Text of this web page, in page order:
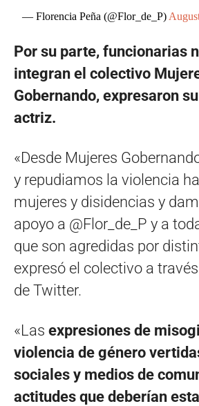
— Florencia Peña (@Flor_de_P)
Por su parte, funcionarias
integran el colectivo
Gobernando, expresaron
actriz.
«Desde Mujeres
y repudiamos la violencia
mujeres y disidencias y
apoyo a @Flor_de_P y a
que son agredidas por
expresó el colectivo a
de Twitter.
«Las expresiones de
violencia de género
sociales y medios de
actitudes que deberían